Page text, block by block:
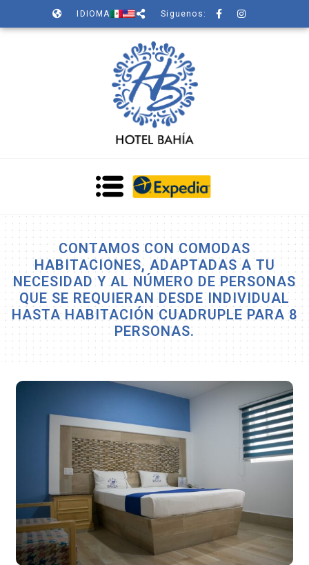
IDIOMA Siguenos:
CONTAMOS CON COMODAS
HABITACIONES, ADAPTADAS A TU
NECESIDAD Y AL NÚMERO DE PERSONAS
QUE SE REQUIERAN DESDE INDIVIDUAL
HASTA HABITACIÓN CUADRUPLE PARA 8
PERSONAS.